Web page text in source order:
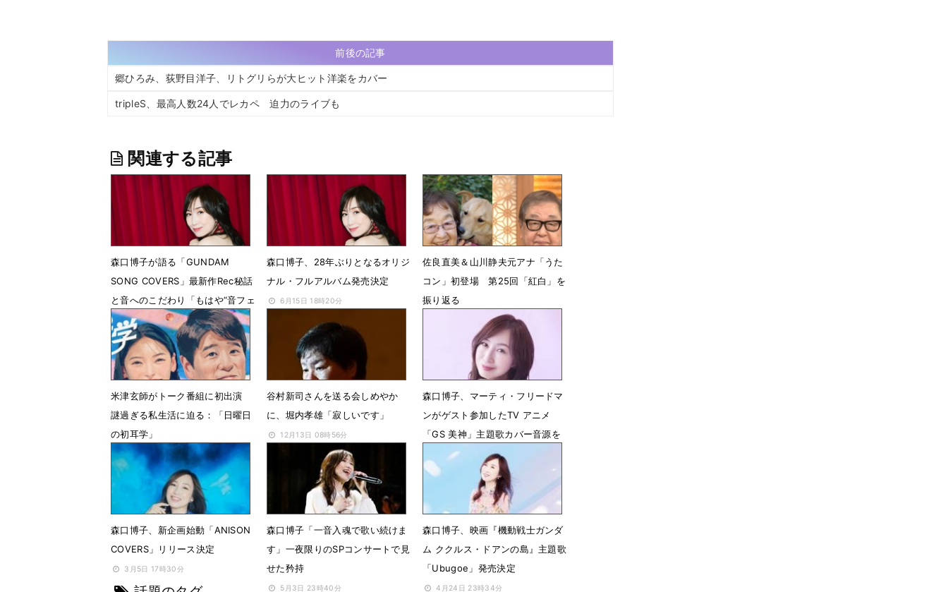
前後の記事
郷ひろみ、荻野目洋子、リトグリらが大ヒット洋楽をカバー
tripleS、最高人数24人でレカペ 迫力のライブも
関連する記事
森口博子が語る「GUNDAM
SONG COVERS」最新作Rec秘話
と音へのこだわり「もはや“音フェ
チ”です」
7月18日 18時00分
森口博子、28年ぶりとなるオリジ
ナル・フルアルバム発売決定
6月15日 18時20分
佐良直美＆山川静夫元アナ「うた
コン」初登場 第25回「紅白」を
振り返る
6月5日 22時11分
米津玄師がトーク番組に初出演
謎過ぎる私生活に迫る：「日曜日
の初耳学」
8月23日 23時52分
谷村新司さんを送る会しめやか
に、堀内孝雄「寂しいです」
12月13日 08時56分
森口博子、マーティ・フリードマ
ンがゲスト参加したTV アニメ
「GS 美神」主題歌カバー音源を
先行配信
5月3日 16時30分
森口博子、新企画始動「ANISON
COVERS」リリース決定
3月5日 17時30分
森口博子「一音入魂で歌い続けま
す」一夜限りのSPコンサートで見
せた矜持
5月3日 23時40分
森口博子、映画『機動戦士ガンダ
ム ククルス・ドアンの島』主題歌
「Ubugoe」発売決定
4月24日 23時34分